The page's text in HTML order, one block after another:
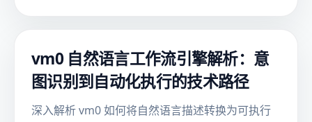
vm0 自然语言工作流引擎解析：意
图识别到自动化执行的技术路径
深入解析 vm0 如何将自然语言描述转换为可执行